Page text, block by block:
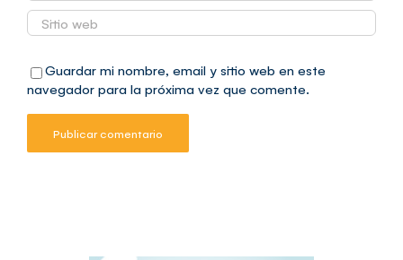
Guardar mi nombre, email y sitio web en este
navegador para la próxima vez que comente.